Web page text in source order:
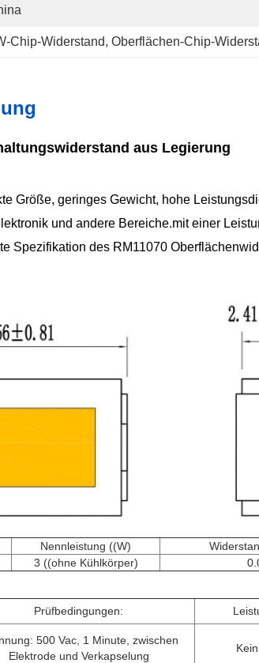
Chip-Widerstand, Oberflächen-Chip-
aus Legierung
Größe, geringes Gewicht, hohe
und andere Bereiche.mit einer
Spezifikation des RM11070
Nennleistung ((W)
3 ((ohne Kühlkörper)
Prüfbedingungen:
500 Vac, 1 Minute, zwischen
Elektrode und Verkapselung